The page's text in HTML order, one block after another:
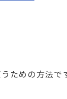
ための方法で